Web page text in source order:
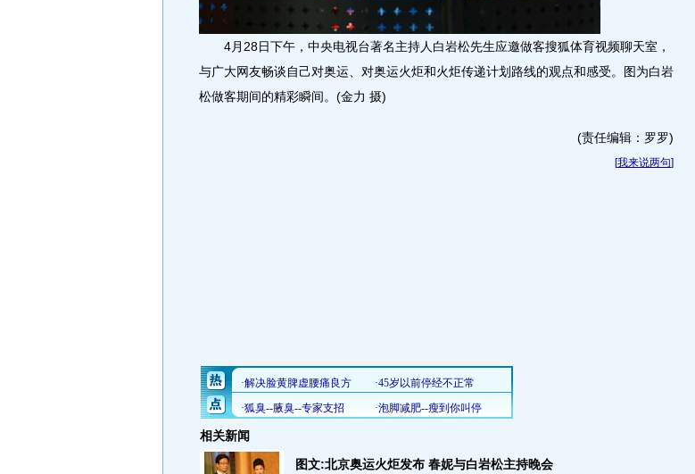
4月28日下午，中央电视台著名主持人白岩松先生应邀做客搜狐体育视频聊天室，
与广大网友畅谈自己对奥运、对奥运火炬和火炬传递计划路线的观点和感受。图为白岩
松做客期间的精彩瞬间。(金力 摄)
(责任编辑：罗罗)
[我来说两句]
相关新闻
图文:北京奥运火炬发布 春妮与白岩松主持晚会